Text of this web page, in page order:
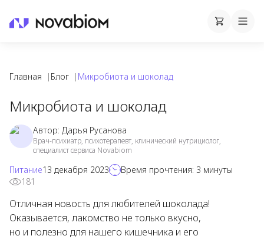
Корзина
Cart
Главная | Блог | Микробиота и шоколад
Микробиота и шоколад
Автор: Дарья Русанова
Врач-психиатр, психотерапевт, клинический нутрициолог,
специалист сервиса Novabiom
Питание13 декабря 2023 Время прочтения: 3 минуты
181
Отличная новость для любителей шоколада!
Оказывается, лакомство не только вкусно,
но и полезно для нашего кишечника и его